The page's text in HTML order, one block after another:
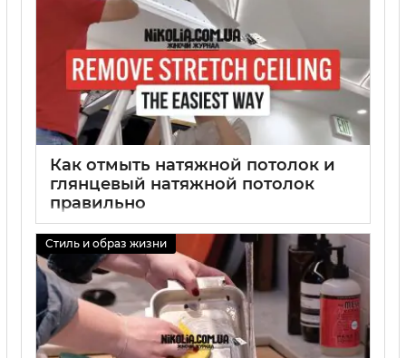
Как отмыть натяжной потолок и
глянцевый натяжной потолок
правильно
Стиль и образ жизни